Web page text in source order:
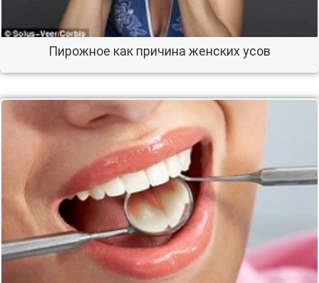
Пирожное как причина женских усов